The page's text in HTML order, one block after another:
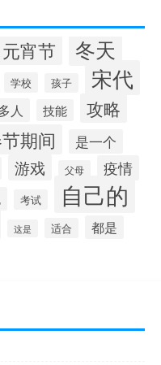
元宵节 冬天
学校 孩子 宋代
人 技能 攻略
期间 是一个
游戏 父母 疫情
考试 自己的
这是 适合 都是